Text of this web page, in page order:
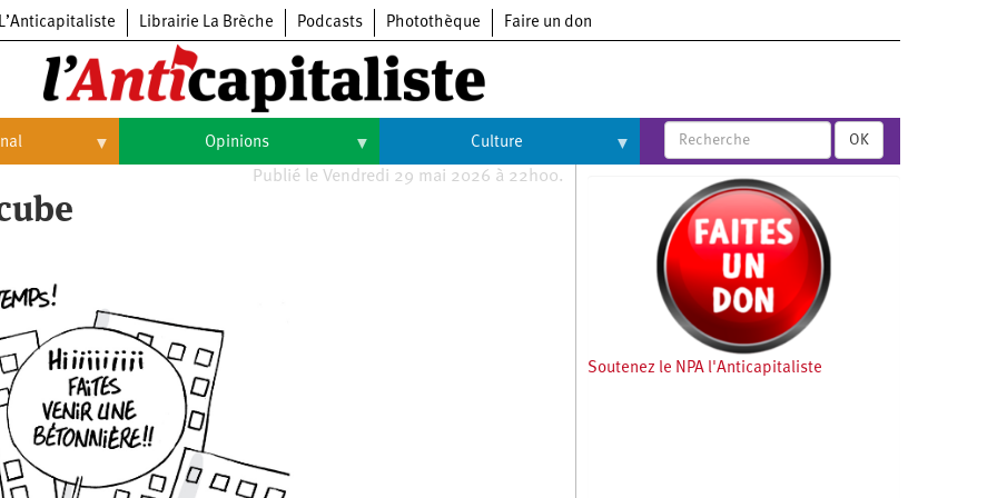
L’Anticapitaliste Librairie La Brèche Podcasts Photothèque Faire un don
Opinions Culture
Culture
OK
Publié le Vendredi 29 mai 2026 à 22h00.
Soutenez le NPA l'Anticapitaliste